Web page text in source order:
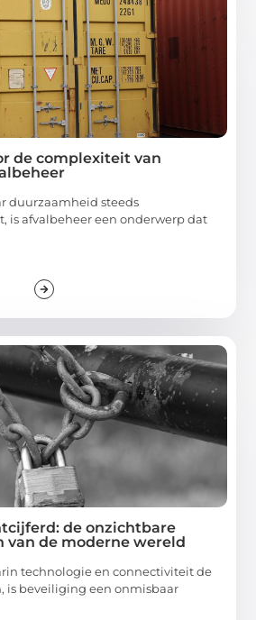
de complexiteit van
duurzaamheid steeds
is afvalbeheer een onderwerp dat
de onzichtbare
van de moderne wereld
technologie en connectiviteit de
is beveiliging een onmisbaar